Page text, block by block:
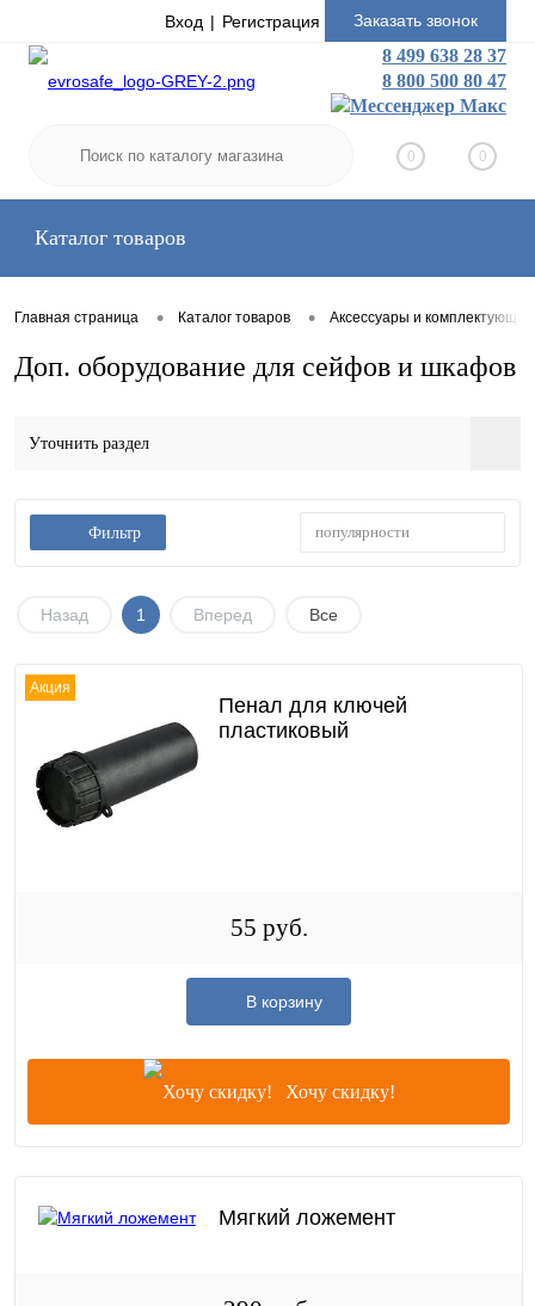
Вход Регистрация Заказать звонок
8 499 638 28 37
8 800 500 80 47
0 0
Каталог товаров
Главная страница • Каталог товаров • Аксессуары и комплектующие
Доп. оборудование для сейфов и шкафов
Уточнить раздел
Фильтр популярности
Назад 1 Вперед Все
Акция
Пенал для ключей
пластиковый
55 руб.
В корзину
Хочу скидку!
Мягкий ложемент